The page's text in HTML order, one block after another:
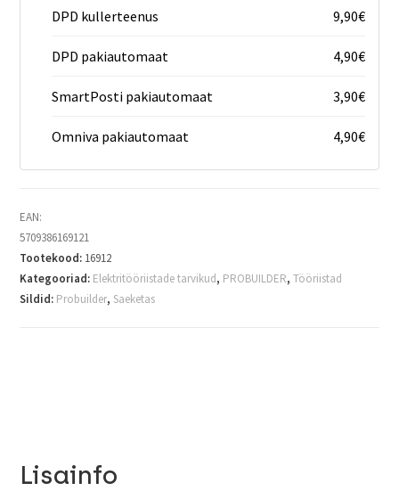
DPD kullerteenus 9,90€
DPD pakiautomaat 4,90€
SmartPosti pakiautomaat 3,90€
Omniva pakiautomaat 4,90€
EAN:
5709386169121
Tootekood: 16912
Kategooriad: Elektritööriistade tarvikud, PROBUILDER,Tööriistad
Sildid: Probuilder,Saeketas
Lisainfo